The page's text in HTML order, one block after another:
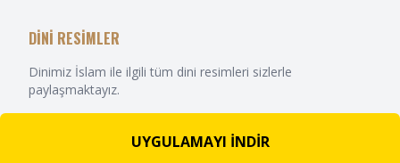
UYGULAMAYI İNDİR
DİNİ RESİMLER
Dinimiz İslam ile ilgili tüm dini resimleri sizlerle
paylaşmaktayız.